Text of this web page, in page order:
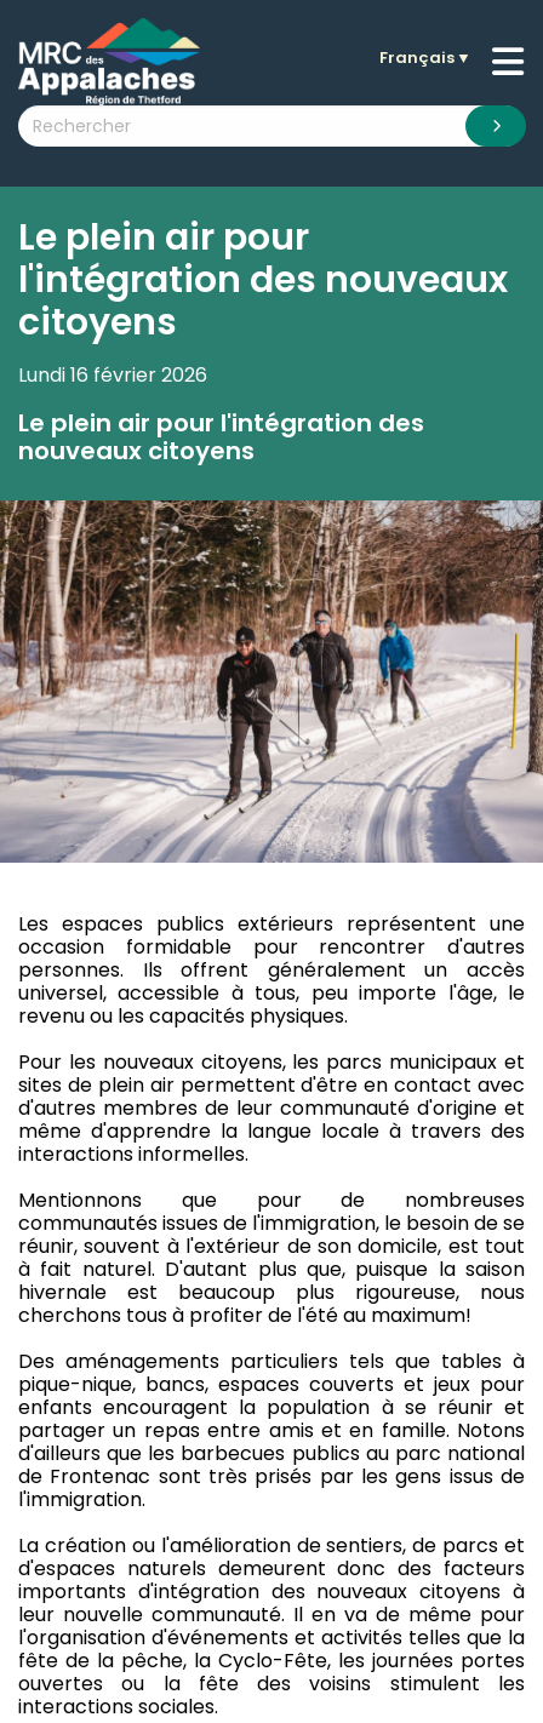
submenu (La MRC )
submenu (Citoyens )
submenu (Nouvelles )
submenu (Documentation )
Français▼
Le plein air pour
l'intégration des nouveaux
citoyens
Lundi 16 février 2026
Le plein air pour l'intégration des
nouveaux citoyens
Les espaces publics extérieurs représentent une
occasion formidable pour rencontrer d'autres
personnes. Ils offrent généralement un accès
universel, accessible à tous, peu importe l'âge, le
revenu ou les capacités physiques.
Pour les nouveaux citoyens, les parcs municipaux et
sites de plein air permettent d'être en contact avec
d'autres membres de leur communauté d'origine et
même d'apprendre la langue locale à travers des
interactions informelles.
Mentionnons que pour de nombreuses
communautés issues de l'immigration, le besoin de se
réunir, souvent à l'extérieur de son domicile, est tout
à fait naturel. D'autant plus que, puisque la saison
hivernale est beaucoup plus rigoureuse, nous
cherchons tous à profiter de l'été au maximum!
Des aménagements particuliers tels que tables à
pique-nique, bancs, espaces couverts et jeux pour
enfants encouragent la population à se réunir et
partager un repas entre amis et en famille. Notons
d'ailleurs que les barbecues publics au parc national
de Frontenac sont très prisés par les gens issus de
l'immigration.
La création ou l'amélioration de sentiers, de parcs et
d'espaces naturels demeurent donc des facteurs
importants d'intégration des nouveaux citoyens à
leur nouvelle communauté. Il en va de même pour
l'organisation d'événements et activités telles que la
fête de la pêche, la Cyclo-Fête, les journées portes
ouvertes ou la fête des voisins stimulent les
interactions sociales.